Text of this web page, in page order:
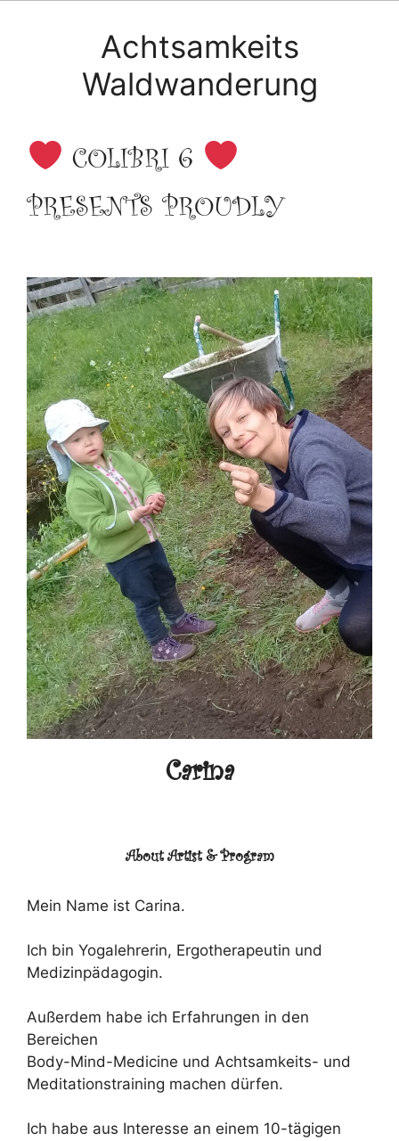
Achtsamkeits
Waldwanderung
COLIBRI 6
PRESENTS PROUDLY
Carina
About Artist & Program
Mein Name ist Carina.
Ich bin Yogalehrerin, Ergotherapeutin und
Medizinpädagogin.
Außerdem habe ich Erfahrungen in den
Bereichen
Body-Mind-Medicine und Achtsamkeits- und
Meditationstraining machen dürfen.
Ich habe aus Interesse an einem 10-tägigen